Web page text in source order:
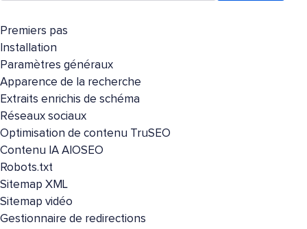
Premiers pas
Installation
Paramètres généraux
Apparence de la recherche
Extraits enrichis de schéma
Réseaux sociaux
Optimisation de contenu TruSEO
Contenu IA AIOSEO
Robots.txt
Sitemap XML
Sitemap vidéo
Gestionnaire de redirections